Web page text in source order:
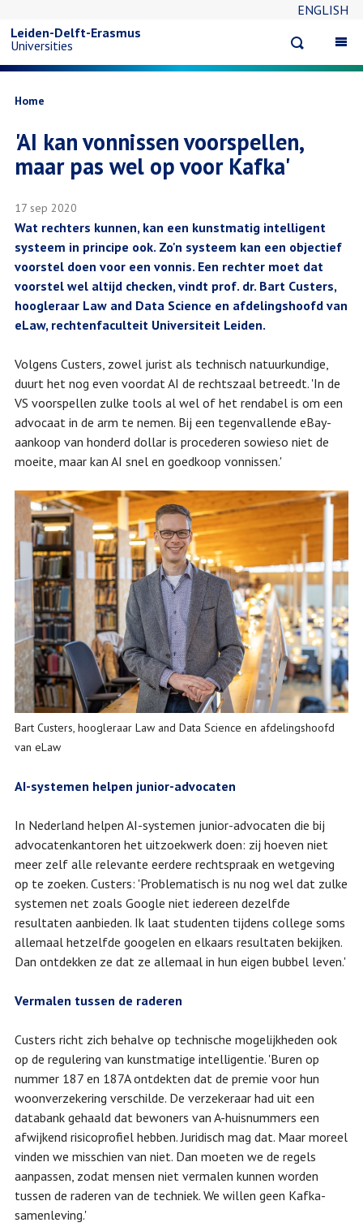
naar
inhoud
gaan
ENGLISH
search
Leiden-Delft-Erasmus
Universities
Kruimelpad
Home
'AI kan vonnissen voorspellen,
maar pas wel op voor Kafka'
17 sep 2020
Wat rechters kunnen, kan een kunstmatig intelligent
systeem in principe ook. Zo'n systeem kan een objectief
voorstel doen voor een vonnis. Een rechter moet dat
voorstel wel altijd checken, vindt prof. dr. Bart Custers,
hoogleraar Law and Data Science en afdelingshoofd van
eLaw, rechtenfaculteit Universiteit Leiden.
Volgens Custers, zowel jurist als technisch natuurkundige,
duurt het nog even voordat AI de rechtszaal betreedt. 'In de
VS voorspellen zulke tools al wel of het rendabel is om een
advocaat in de arm te nemen. Bij een tegenvallende eBay-
aankoop van honderd dollar is procederen sowieso niet de
moeite, maar kan AI snel en goedkoop vonnissen.'
Bart Custers, hoogleraar Law and Data Science en afdelingshoofd
van eLaw
AI-systemen helpen junior-advocaten
In Nederland helpen AI-systemen junior-advocaten die bij
advocatenkantoren het uitzoekwerk doen: zij hoeven niet
meer zelf alle relevante eerdere rechtspraak en wetgeving
op te zoeken. Custers: 'Problematisch is nu nog wel dat zulke
systemen net zoals Google niet iedereen dezelfde
resultaten aanbieden. Ik laat studenten tijdens college soms
allemaal hetzelfde googelen en elkaars resultaten bekijken.
Dan ontdekken ze dat ze allemaal in hun eigen bubbel leven.'
Vermalen tussen de raderen
Custers richt zich behalve op technische mogelijkheden ook
op de regulering van kunstmatige intelligentie. 'Buren op
nummer 187 en 187A ontdekten dat de premie voor hun
woonverzekering verschilde. De verzekeraar had uit een
databank gehaald dat bewoners van A-huisnummers een
afwijkend risicoprofiel hebben. Juridisch mag dat. Maar moreel
vinden we misschien van niet. Dan moeten we de regels
aanpassen, zodat mensen niet vermalen kunnen worden
tussen de raderen van de techniek. We willen geen Kafka-
samenleving.'